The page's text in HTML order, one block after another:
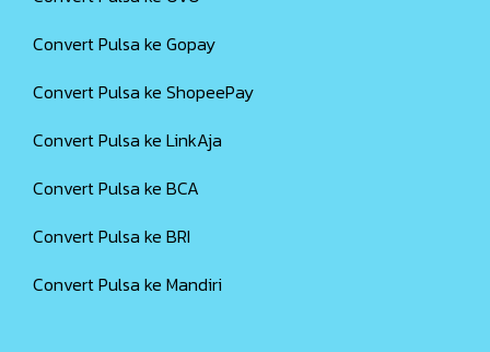
Convert Pulsa ke Gopay
Convert Pulsa ke ShopeePay
Convert Pulsa ke LinkAja
Convert Pulsa ke BCA
Convert Pulsa ke BRI
Convert Pulsa ke Mandiri